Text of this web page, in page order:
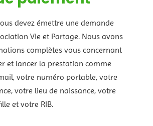
devez émettre une demande
Vie et Partage. Nous avons
complètes vous concernant
et lancer la prestation comme
votre numéro portable, votre
votre lieu de naissance, votre
et votre RIB.